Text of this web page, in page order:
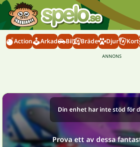
Action Arkad Bil Bräde Djur Kort
Din enhet har inte stöd för
Prova ett av dessa